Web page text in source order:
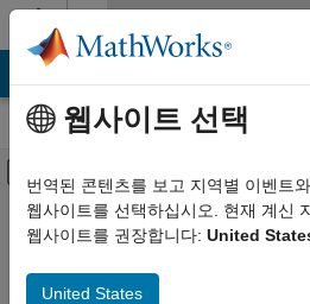
콘텐츠로 바로 가기
오프캔버스 탐색 메
Difficulty Rating
Problem Groups
주요 콘텐츠
Problems
웹사이트 선택
번역된 콘텐츠를 보고 지역별 이벤트
웹사이트를 선택하십시오. 현재 계신
웹사이트를 권장합니다: United
United States